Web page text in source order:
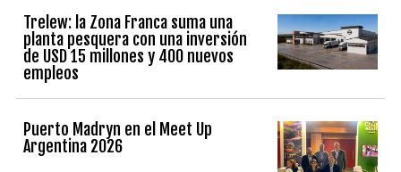
Trelew: la Zona Franca suma una
planta pesquera con una inversión
de USD 15 millones y 400 nuevos
empleos
Puerto Madryn en el Meet Up
Argentina 2026